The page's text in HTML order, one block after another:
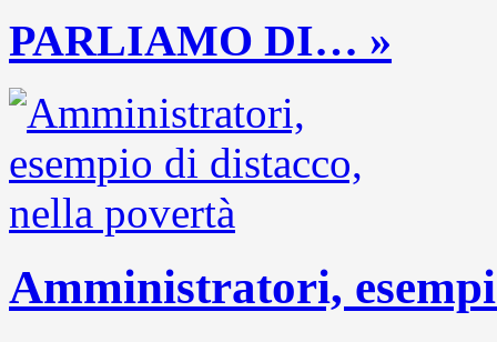
PARLIAMO DI… »
Amministratori,